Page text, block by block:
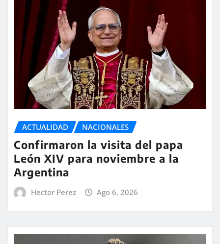
ACTUALIDAD NACIONALES
Confirmaron la visita del papa
León XIV para noviembre a la
Argentina
Hector Perez Ago 6, 2026